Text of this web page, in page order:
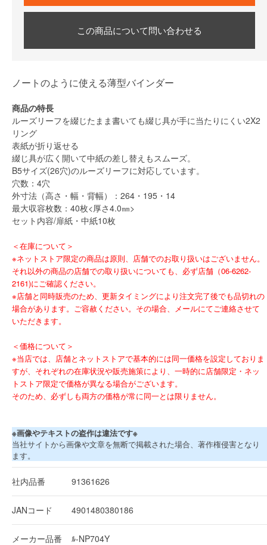
この商品について問い合わせる
ノートのように使える薄型バインダー
商品の特長
ルーズリーフを綴じたまま書いても綴じ具が手に当たりにくい2X2
リング
表紙が折り返せる
綴じ具が広く開いて中紙の差し替えもスムーズ。
B5サイズ(26穴)のルーズリーフに対応しています。
穴数：4穴
外寸法（高さ・幅・背幅）：264・195・14
最大収容枚数：40枚<厚さ4.0㎜>
セット内容/扉紙・中紙10枚
＜在庫について＞
※ネットストア限定の商品は原則、店舗でのお取り扱いはございません。
それ以外の商品の店舗での取り扱いについても、必ず店舗（06-6262-
2161)にご確認ください。
※店舗と同時販売のため、更新タイミングにより注文完了後でも品切れの
場合があります。ご容赦ください。その場合、メールにてご連絡させて
いただきます。
＜価格について＞
※当店では、店舗とネットストアで基本的には同一価格を設定しておりま
すが、それぞれの在庫状況や販売施策により、一時的に店舗限定・ネッ
トストア限定で価格が異なる場合がございます。
そのため、必ずしも両方の価格が常に同一とは限りません。
※画像やテキストの盗作は違法です※
当社サイトから画像や文章を無断で掲載された場合、著作権侵害となり
ます。
社内品番 91361626
JANコード 4901480380186
メーカー品番 ﾙ-NP704Y